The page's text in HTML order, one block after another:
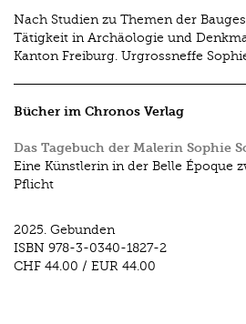
Nach Studien zu Themen der
Tätigkeit in Archäologie und
Kanton Freiburg. Urgrossneffe
Bücher im Chronos Verlag
Das Tagebuch der Malerin Sophie
Eine Künstlerin in der Belle Époque
Pflicht
2025. Gebunden
ISBN 978-3-0340-1827-2
CHF 44.00 / EUR 44.00